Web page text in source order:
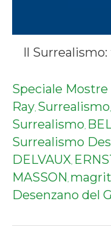
Il
Speciale Mostre
Ray, Surrealismo,
Surrealismo,
Surrealismo
DELVAUX,
MASSON ,
Desenzano del